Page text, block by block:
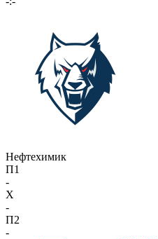
Нефтехимик
П1
-
X
-
П2
-